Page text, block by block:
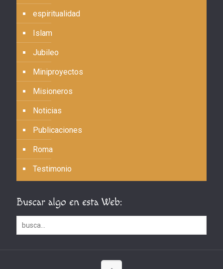
espiritualidad
Islam
Jubileo
Miniproyectos
Misioneros
Noticias
Publicaciones
Roma
Testimonio
Buscar algo en esta Web: